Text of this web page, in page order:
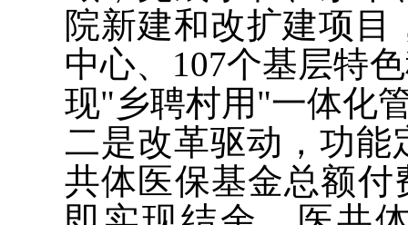
院新建和改扩建项目
中心、107个基层特
现"乡聘村用"一体化
二是改革驱动，功能
共体医保基金总额付